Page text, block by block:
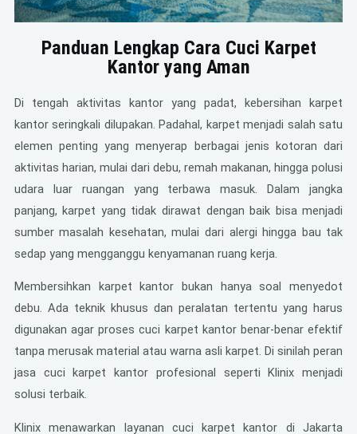
Panduan Lengkap Cara Cuci Karpet
Kantor yang Aman
Di tengah aktivitas kantor yang padat, kebersihan karpet
kantor seringkali dilupakan. Padahal, karpet menjadi salah satu
elemen penting yang menyerap berbagai jenis kotoran dari
aktivitas harian, mulai dari debu, remah makanan, hingga polusi
udara luar ruangan yang terbawa masuk. Dalam jangka
panjang, karpet yang tidak dirawat dengan baik bisa menjadi
sumber masalah kesehatan, mulai dari alergi hingga bau tak
sedap yang mengganggu kenyamanan ruang kerja.
Membersihkan karpet kantor bukan hanya soal menyedot
debu. Ada teknik khusus dan peralatan tertentu yang harus
digunakan agar proses cuci karpet kantor benar-benar efektif
tanpa merusak material atau warna asli karpet. Di sinilah peran
jasa cuci karpet kantor profesional seperti Klinix menjadi
solusi terbaik.
Klinix menawarkan layanan cuci karpet kantor di Jakarta